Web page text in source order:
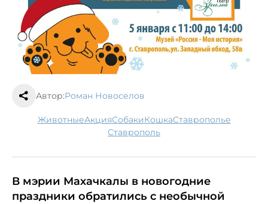
Автор:Роман Новоселов
животные акция собаки кошка Ставрополье
Ставрополь
В мэрии Махачкалы в новогодние
праздники обратились с необычной